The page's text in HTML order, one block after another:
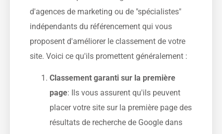
d'agences de marketing ou de "spécialistes"
indépendants du référencement qui vous
proposent d'améliorer le classement de votre
site. Voici ce qu'ils promettent généralement :
Classement garanti sur la première
page: Ils vous assurent qu'ils peuvent
placer votre site sur la première page des
résultats de recherche de Google dans